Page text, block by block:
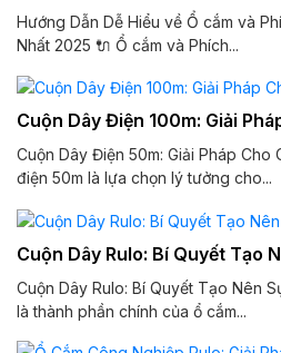
Hướng Dẫn Dễ Hiểu về Ổ cắm và
Nhất 2025 🔌 Ổ cắm và Phích...
Cuộn Dây Điện 100m: Giải
Cuộn Dây Điện 50m: Giải Pháp Cho
điện 50m là lựa chọn lý tưởng cho...
Cuộn Dây Rulo: Bí Quyết Tạo
Cuộn Dây Rulo: Bí Quyết Tạo Nên
là thành phần chính của ổ cắm...